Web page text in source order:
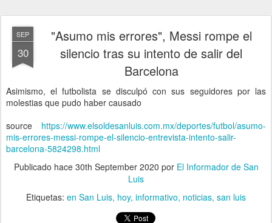
SEP
30
"Asumo mis errores", Messi rompe el
silencio tras su intento de salir del
Barcelona
Asimismo, el futbolista se disculpó con sus seguidores por las
molestias que pudo haber causado
source https://www.elsoldesanluis.com.mx/deportes/futbol/asumo-
mis-errores-messi-rompe-el-silencio-entrevista-intento-salir-
barcelona-5824298.html
Publicado hace 30th September 2020 por El Informador de San
Luis
Etiquetas: en San Luis hoy informativo noticias san luis